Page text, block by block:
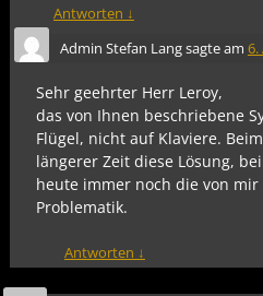
Antworten ↓
Admin Stefan Langsagte am 6.
Sehr geehrter Herr Leroy,
das von Ihnen beschriebene
Flügel, nicht auf Klaviere.
längerer Zeit diese Lösung,
heute immer noch die von mir
Problematik.
Antworten ↓